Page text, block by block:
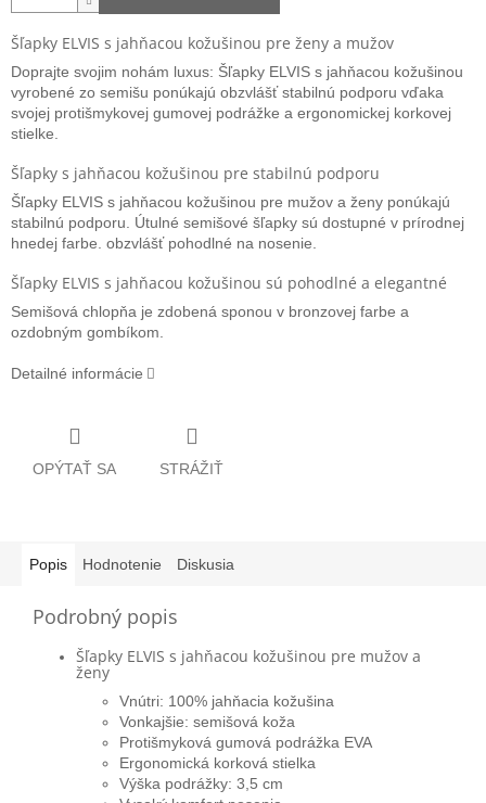
Šľapky ELVIS s jahňacou kožušinou pre ženy a mužov
Doprajte svojim nohám luxus: Šľapky ELVIS s jahňacou kožušinou
vyrobené zo semišu ponúkajú obzvlášť stabilnú podporu vďaka
svojej protišmykovej gumovej podrážke a ergonomickej korkovej
stielke.
Šľapky s jahňacou kožušinou pre stabilnú podporu
Šľapky ELVIS s jahňacou kožušinou pre mužov a ženy ponúkajú
stabilnú podporu. Útulné semišové šľapky sú dostupné v prírodnej
hnedej farbe. obzvlášť pohodlné na nosenie.
Šľapky ELVIS s jahňacou kožušinou sú pohodlné a elegantné
Semišová chlopňa je zdobená sponou v bronzovej farbe a
ozdobným gombíkom.
Detailné informácie
OPÝTAŤ SA STRÁŽIŤ
Popis Hodnotenie Diskusia
Podrobný popis
Šľapky ELVIS s jahňacou kožušinou pre mužov a
ženy
Vnútri: 100% jahňacia kožušina
Vonkajšie: semišová koža
Protišmyková gumová podrážka EVA
Ergonomická korková stielka
Výška podrážky: 3,5 cm